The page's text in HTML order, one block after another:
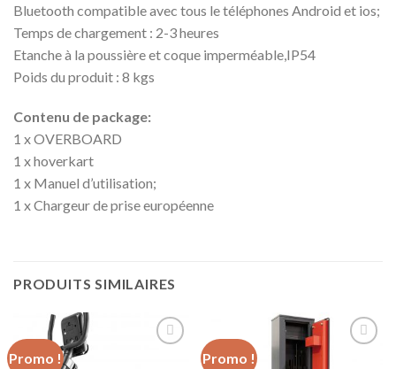
Bluetooth compatible avec tous le téléphones Android et ios;
Temps de chargement : 2-3 heures
Etanche à la poussière et coque imperméable,IP54
Poids du produit : 8 kgs
Contenu de package:
1 x OVERBOARD
1 x hoverkart
1 x Manuel d’utilisation;
1 x Chargeur de prise européenne
PRODUITS SIMILAIRES
Promo ! Promo !